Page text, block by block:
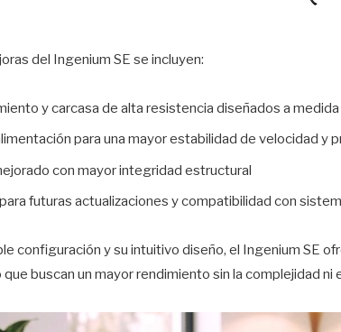
del Ingenium SE se incluyen:
y carcasa de alta resistencia diseñados a medida
para una mayor estabilidad de velocidad y
con mayor integridad estructural
futuras actualizaciones y compatibilidad con
configuración y su intuitivo diseño, el Ingenium SE
buscan un mayor rendimiento sin la complejidad